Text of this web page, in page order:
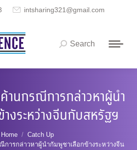
intsharing321@gmail.com
Search:
Search
นกรณีการกล่าวหาผู้นำ
งระหว่างจีนกับสหรัฐฯ
Home
Catch Up
ารกล่าวหาผู้นำกัมพูชาเลือกข้างระหว่างจีน